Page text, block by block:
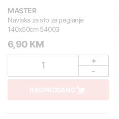
MASTER
Navlaka za sto za peglanje
140x50cm 54003
6,90 KM
1
+
-
RASPRODANO